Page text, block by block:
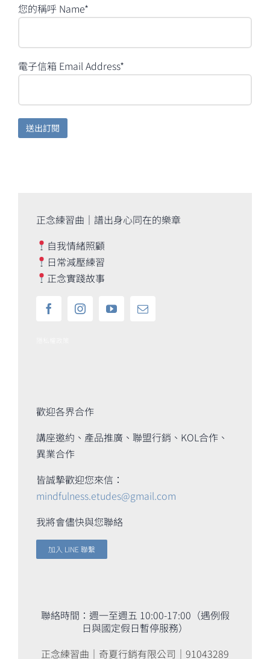
您的稱呼 Name*
電子信箱 Email Address*
正念練習曲｜譜出身心同在的樂章
自我情緒照顧
日常減壓練習
正念實踐故事
歡迎各界合作
講座邀約、產品推廣、聯盟行銷、KOL合作、
異業合作
皆誠摯歡迎您來信：
mindfulness.etudes@gmail.com
我將會儘快與您聯絡
加入 LINE 聯繫
聯絡時間：週一至週五 10:00-17:00（遇例假
日與國定假日暫停服務）
正念練習曲｜奇夏行銷有限公司｜91043289